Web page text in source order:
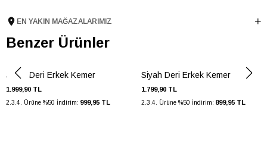
Ürün Grubu
KEMER
EN YAKIN MAĞAZALARIMIZ
Benzer Ürünler
Siyah Deri Erkek Kemer
1.999,90 TL
2.3.4. Ürüne %50 İndirim: 999,95 TL
Siyah Deri Erkek Kemer
1.799,90 TL
2.3.4. Ürüne %50 İndirim: 899,95 TL